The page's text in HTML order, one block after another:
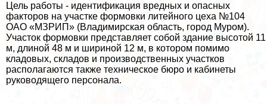
Цель работы - идентификация вредных и опасных
факторов на участке формовки литейного цеха №104
ОАО «МЗРИП» (Владимирская область, город Муром).
Участок формовки представляет собой здание высотой 11
м, длиной 48 м и шириной 12 м, в котором помимо
кладовых, складов и производственных участков
располагаются также техническое бюро и кабинеты
руководящего персонала.